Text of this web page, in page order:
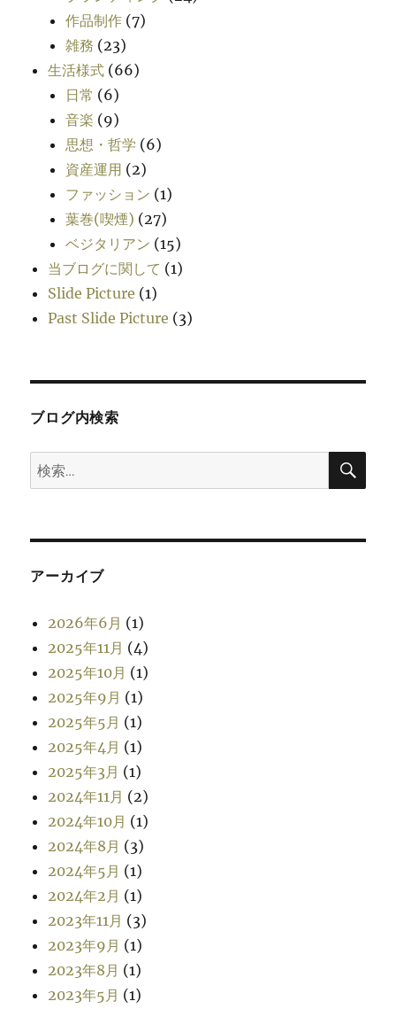
作品制作 (7)
雑務 (23)
生活様式 (66)
日常 (6)
音楽 (9)
思想・哲学 (6)
資産運用 (2)
ファッション (1)
葉巻(喫煙) (27)
ベジタリアン (15)
当ブログに関して (1)
Slide Picture (1)
Past Slide Picture (3)
ブログ内検索
検
索:
検
アーカイブ
2026年6月 (1)
2025年11月 (4)
2025年10月 (1)
2025年9月 (1)
2025年5月 (1)
2025年4月 (1)
2025年3月 (1)
2024年11月 (2)
2024年10月 (1)
2024年8月 (3)
2024年5月 (1)
2024年2月 (1)
2023年11月 (3)
2023年9月 (1)
2023年8月 (1)
2023年5月 (1)